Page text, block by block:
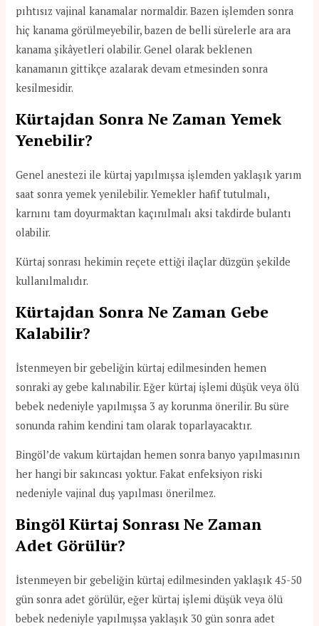
pıhtısız vajinal kanamalar normaldir. Bazen işlemden sonra
hiç kanama görülmeyebilir, bazen de belli sürelerle ara ara
kanama şikâyetleri olabilir. Genel olarak beklenen
kanamanın gittikçe azalarak devam etmesinden sonra
kesilmesidir.
Kürtajdan Sonra Ne Zaman Yemek
Yenebilir?
Genel anestezi ile kürtaj yapılmışsa işlemden yaklaşık yarım
saat sonra yemek yenilebilir. Yemekler hafif tutulmalı,
karnını tam doyurmaktan kaçınılmalı aksi takdirde bulantı
olabilir.
Kürtaj sonrası hekimin reçete ettiği ilaçlar düzgün şekilde
kullanılmalıdır.
Kürtajdan Sonra Ne Zaman Gebe
Kalabilir?
İstenmeyen bir gebeliğin kürtaj edilmesinden hemen
sonraki ay gebe kalınabilir. Eğer kürtaj işlemi düşük veya ölü
bebek nedeniyle yapılmışsa 3 ay korunma önerilir. Bu süre
sonunda rahim kendini tam olarak toparlayacaktır.
Bingöl’de vakum kürtajdan hemen sonra banyo yapılmasının
her hangi bir sakıncası yoktur. Fakat enfeksiyon riski
nedeniyle vajinal duş yapılması önerilmez.
Bingöl Kürtaj Sonrası Ne Zaman
Adet Görülür?
İstenmeyen bir gebeliğin kürtaj edilmesinden yaklaşık 45-50
gün sonra adet görülür, eğer kürtaj işlemi düşük veya ölü
bebek nedeniyle yapılmışsa yaklaşık 30 gün sonra adet